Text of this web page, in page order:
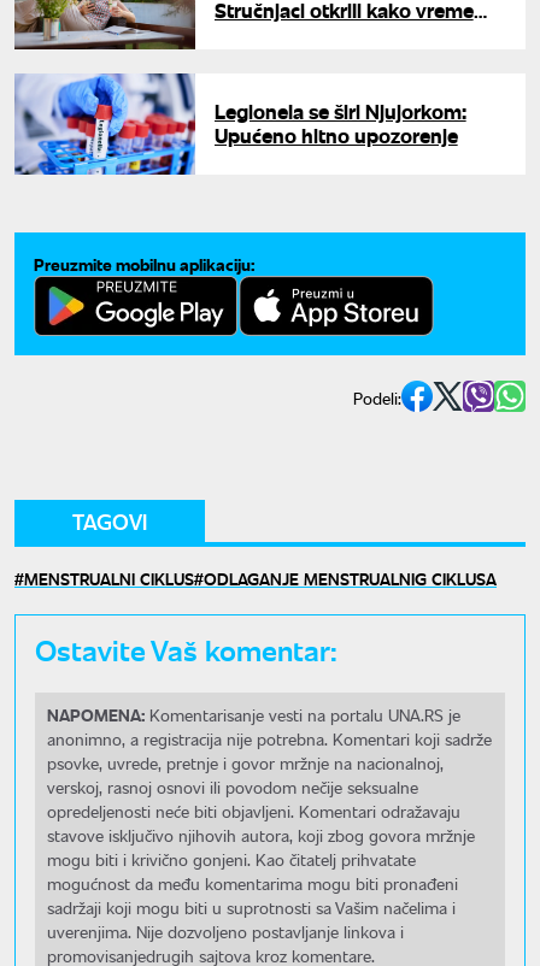
Stručnjaci otkrili kako vreme
Legionela se širi Njujorkom:
Upućeno hitno upozorenje
Preuzmite mobilnu aplikaciju:
Podeli:
TAGOVI
MENSTRUALNI CIKLUS ODLAGANJE MENSTRUALNIG CIKLUSA
Ostavite Vaš komentar:
NAPOMENA: Komentarisanje vesti na portalu UNA.RS je
anonimno, a registracija nije potrebna. Komentari koji sadrže
psovke, uvrede, pretnje i govor mržnje na nacionalnoj,
verskoj, rasnoj osnovi ili povodom nečije seksualne
opredeljenosti neće biti objavljeni. Komentari odražavaju
stavove isključivo njihovih autora, koji zbog govora mržnje
mogu biti i krivično gonjeni. Kao čitatelj prihvatate
mogućnost da među komentarima mogu biti pronađeni
sadržaji koji mogu biti u suprotnosti sa Vašim načelima i
uverenjima. Nije dozvoljeno postavljanje linkova i
promovisanjedrugih sajtova kroz komentare.